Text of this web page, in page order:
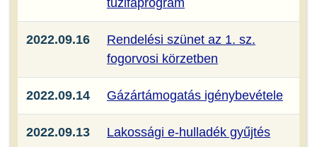
tűzifaprogram
2022.09.16
Rendelési szünet az 1. sz.
fogorvosi körzetben
2022.09.14 Gázártámogatás igénybevétele
2022.09.13 Lakossági e-hulladék gyűjtés